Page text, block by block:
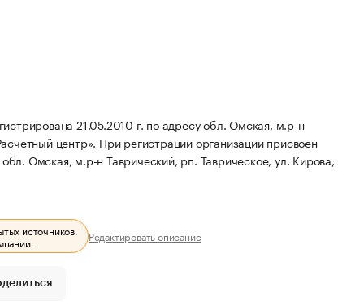
21.05.2010 г. по адресу обл. Омская, м.р-н
центр». При регистрации организации присвоен
Омская, м.р-н Таврический, рп. Таврическое, ул. Кирова,
источников. Редактировать описание